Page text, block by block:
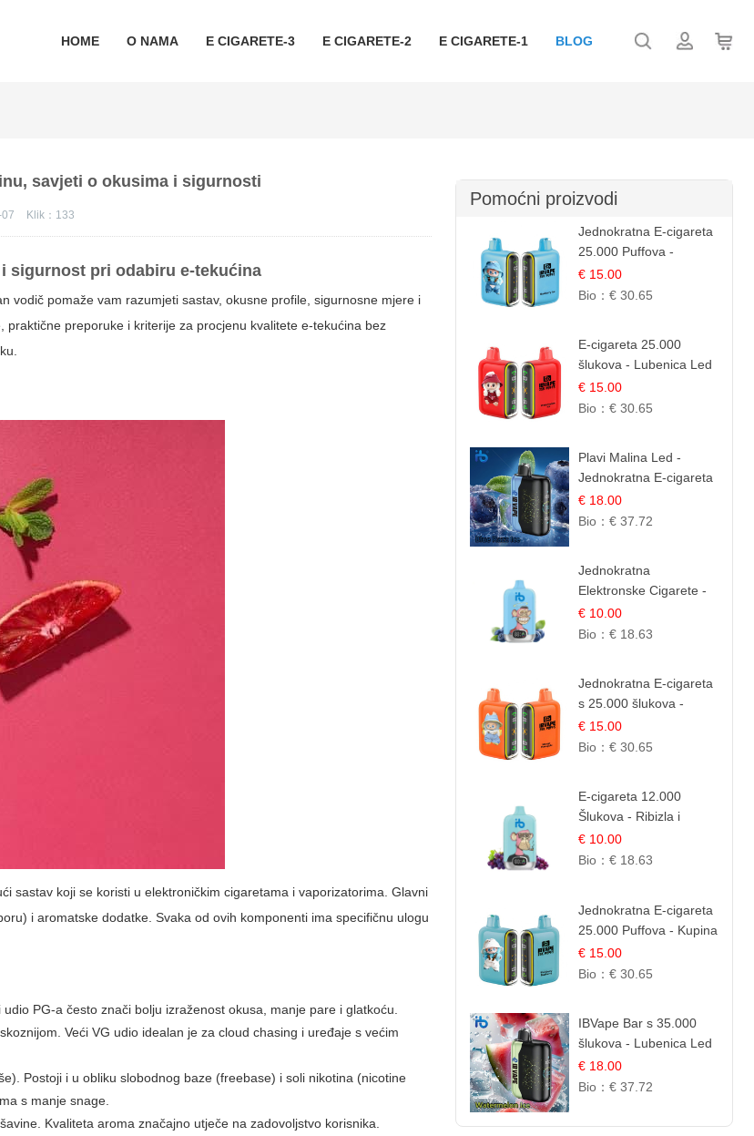
HOME O NAMA E CIGARETE-3 E CIGARETE-2 E CIGARETE-1 BLOG
savjeti o okusima i sigurnosti
Klik： 133
sigurnost pri odabiru e-tekućina
vodič pomaže vam razumjeti sastav, okusne profilе, sigurnosne mjere i
praktične preporuke i kriterije za procjenu kvalitetee-tekućina bez
sastav koji se koristi u elektroničkim cigaretama i vaporizatorima. Glavni
i aromatske dodatke. Svaka od ovih komponenti ima specifičnu ulogu
PG-a često znači bolju izraženost okusa, manje pare i glatkoću.
Veći VG udio idealan je za cloud chasing i uređaje s većim
Postoji i u obliku slobodnog baze (freebase) i soli nikotina (nicotine
s manje snage.
Kvaliteta aroma značajno utječe na zadovoljstvo korisnika.
Pomoćni proizvodi
Jednokratna E-cigareta
25.000 Puffova -
Jagodni Sladoled |
Kremasta Slatka Okus
€ 15.00
Bio： € 30.65
E-cigareta 25.000
šlukova - Lubenica Led
| Osježavajući Ljetni
Okus
€ 15.00
Bio： € 30.65
Plavi Malina Led -
Jednokratna E-cigareta
s 35.000 šlukova |
IBVape
€ 18.00
Bio： € 37.72
Jednokratna
Elektronske Cigarete -
Plavi Malina Led |
IBVape
€ 10.00
Bio： € 18.63
Jednokratna E-cigareta
s 25.000 šlukova -
Mango & Ananas |
Egzotična Voćna
€ 15.00
Bio： € 30.65
E-cigareta 12.000
Šlukova - Ribizla i
Grožđe | Elegantna
Voćna Kombinacija
€ 10.00
Bio： € 18.63
Jednokratna E-cigareta
25.000 Puffova - Kupina
& Borovnica | Šumska
Voćna Mješavina
€ 15.00
Bio： € 30.65
IBVape Bar s 35.000
šlukova - Lubenica Led
| Osježavajući Ljetni
Okus
€ 18.00
Bio： € 37.72